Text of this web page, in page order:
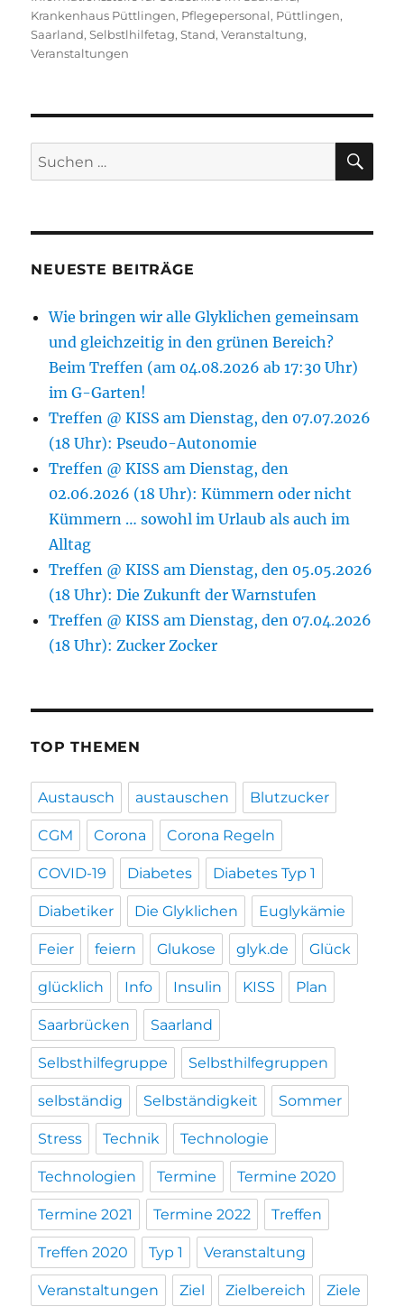
Krankenhaus Püttlingen, Pflegepersonal, Püttlingen,
Saarland,Selbstlhilfetag,Stand,Veranstaltung,
Veranstaltungen
Suchen
nach:
NEUESTE BEITRÄGE
Wie bringen wir alle Glyklichen gemeinsam
und gleichzeitig in den grünen Bereich?
Beim Treffen (am 04.08.2026 ab 17:30 Uhr)
im G-Garten!
Treffen @ KISS am Dienstag, den 07.07.2026
(18 Uhr): Pseudo-Autonomie
Treffen @ KISS am Dienstag, den
02.06.2026 (18 Uhr): Kümmern oder nicht
Kümmern … sowohl im Urlaub als auch im
Alltag
Treffen @ KISS am Dienstag, den 05.05.2026
(18 Uhr): Die Zukunft der Warnstufen
Treffen @ KISS am Dienstag, den 07.04.2026
(18 Uhr): Zucker Zocker
TOP THEMEN
Austausch austauschen Blutzucker
CGM Corona Corona Regeln
COVID-19 Diabetes Diabetes Typ 1
Diabetiker Die Glyklichen Euglykämie
Feier feiern Glukose glyk.de Glück
glücklich Info Insulin KISS Plan
Saarbrücken Saarland
Selbsthilfegruppe Selbsthilfegruppen
selbständig Selbständigkeit Sommer
Stress Technik Technologie
Technologien Termine Termine 2020
Termine 2021 Termine 2022 Treffen
Treffen 2020 Typ 1 Veranstaltung
Veranstaltungen Ziel Zielbereich Ziele